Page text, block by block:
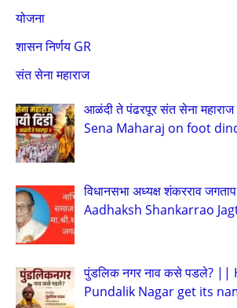
योजना
शासन निर्णय GR
संत सेना महाराज
आळंदी ते पंढरपूर संत सेना
Sena Maharaj on foot
विधानसभा अध्यक्ष शंकरराव
Aadhaksh Shankarrao
पुंडलिक नगर नाव कसे पडले? ||
Pundalik Nagar get its